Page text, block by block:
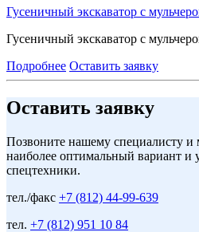
Гусеничный экскаватор с
Гусеничный экскаватор с
Подробнее Оставить заявку
Оставить заявку
Позвоните нашему специалисту
наиболее оптимальный вариант и
спецтехники.
тел./факс +7 (812) 44-99-639
тел. +7 (812) 951 10 84